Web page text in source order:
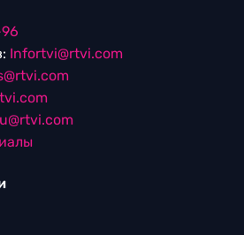
Infortvi@rtvi.com